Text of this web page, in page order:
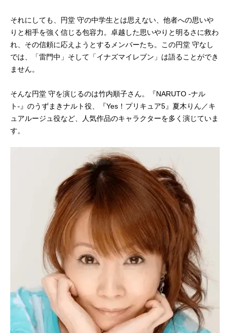
それにしても、円堂 守の中学生とは思えない、他者への思いや
りと相手を強く信じる包容力。卓越した思いやりと明るさに救わ
れ、その信頼に応えようとするメンバーたち。この円堂 守なし
では、「雷門中」そして「イナズマイレブン」は語ることができ
ません。
そんな円堂 守を演じるのは竹内順子さん。『NARUTO -ナル
ト-』のうずまきナルト役、『Yes！プリキュア5』夏木りん／キ
ュアルージュ役など、人気作品のキャラクターを多く演じていま
す。